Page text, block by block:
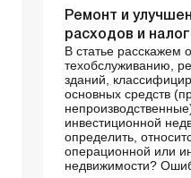
Ремонт и
расходов и
В статье расскажем
техобслуживанию,
зданий,
основных средств
инвестиционной
определить,
операционной или
недвижимости?